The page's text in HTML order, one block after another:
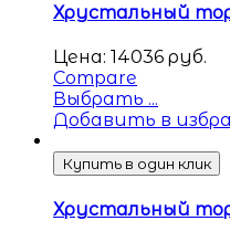
Хрустальный
Цена: 14036 руб.
Compare
Выбрать ...
Добавить в
Купить в один клик
Хрустальный